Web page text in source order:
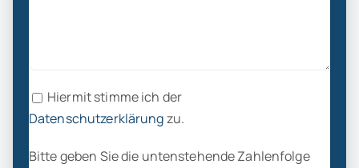
Hiermit stimme ich der
Datenschutzerklärungzu.
Bitte geben Sie die untenstehende Zahlenfolge